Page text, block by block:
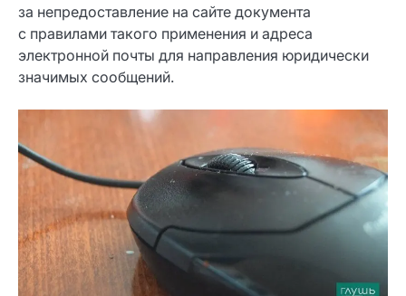
за непредоставление на сайте документа
с правилами такого применения и адреса
электронной почты для направления юридически
значимых сообщений.